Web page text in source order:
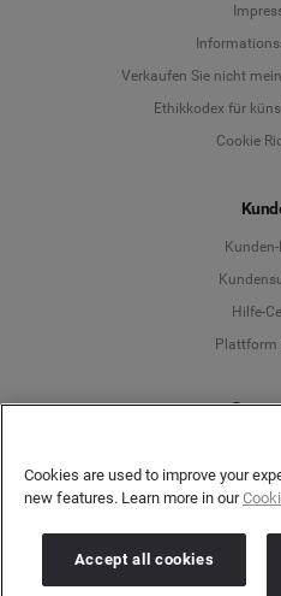
Verkaufen Sie nicht
Ethikkodex für
Cookie
Hilfe-
Plattform
Copyright © 2026 Brandwatch. Alle Rechte
60549
Registergericht: Amtsgericht Frankfurt
Umsatzsteuer-
Cookies are used to improve your
new features. Learn more in our
Accept all cookies